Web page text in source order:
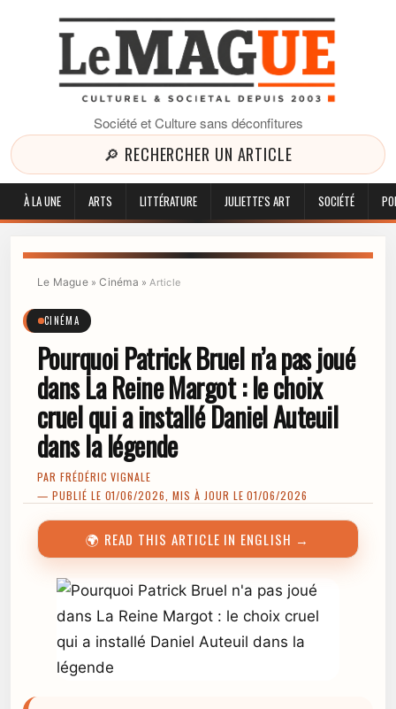
Société et Culture sans déconfitures
🔎 RECHERCHER UN ARTICLE
À LA UNE ARTS LITTÉRATURE JULIETTE'S ART SOCIÉTÉ
Le Mague»Cinéma »Article
CINÉMA
Pourquoi Patrick Bruel n’a pas joué
dans La Reine Margot : le choix
cruel qui a installé Daniel Auteuil
dans la légende
PAR FRÉDÉRIC VIGNALE
— PUBLIÉ LE 01/06/2026, MIS À JOUR LE 01/06/2026
🌍 READ THIS ARTICLE IN ENGLISH →